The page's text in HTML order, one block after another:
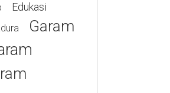
Edukasi
Garam